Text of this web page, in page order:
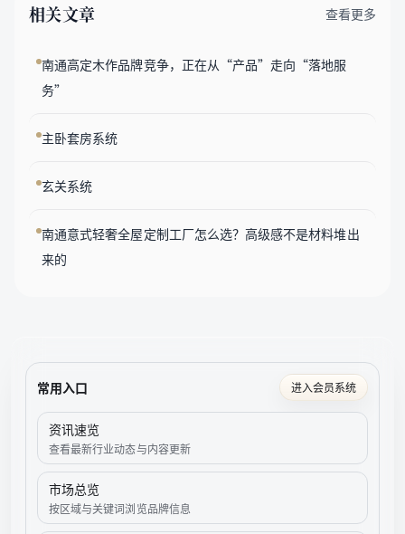
相关文章 查看更多
南通高定木作品牌竞争，正在从“产品”走向“落地服
务”
主卧套房系统
玄关系统
南通意式轻奢全屋定制工厂怎么选？高级感不是材料堆出
来的
常用入口 进入会员系统
资讯速览
查看最新行业动态与内容更新
市场总览
按区域与关键词浏览品牌信息